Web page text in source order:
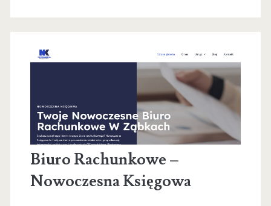
Biuro Rachunkowe –
Nowoczesna Księgowa